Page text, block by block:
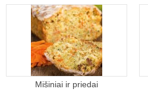
Mišiniai ir priedai